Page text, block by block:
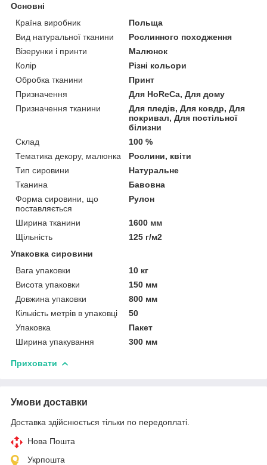
Основні
Країна виробник
Польща
Вид натуральної тканини
Рослинного походження
Візерунки і принти
Малюнок
Колір
Різні кольори
Обробка тканини
Принт
Призначення
Для HoReCa, Для дому
Призначення тканини
Для пледів, Для ковдр, Для
покривал, Для постільної
білизни
Склад
100 %
Тематика декору, малюнка
Рослини, квіти
Тип сировини
Натуральне
Тканина
Бавовна
Форма сировини, що
поставляється
Рулон
Ширина тканини
1600 мм
Щільність
125 г/м2
Упаковка сировини
Вага упаковки
10 кг
Висота упаковки
150 мм
Довжина упаковки
800 мм
Кількість метрів в упаковці
50
Упаковка
Пакет
Ширина упакування
300 мм
Приховати
Умови доставки
Доставка здійснюється тільки по передоплаті.
Нова Пошта
Укрпошта